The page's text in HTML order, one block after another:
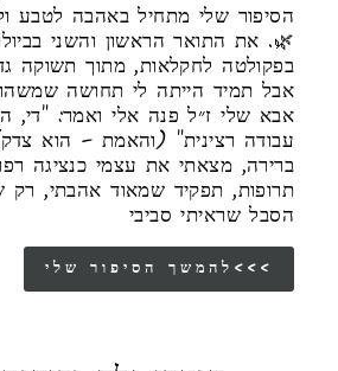
🌿. את התואר הראשון והשני
בפקולטה לחקלאות, מתוך תשוקה
אבל תמיד הייתה לי תחושה
אבא שלי ז״ל פנה אלי ואמר: "די,
עבודה רצינית" (והאמת – הוא
ברירה, מצאתי את עצמי כנציגה
תרופות, תפקיד שמאוד אהבתי,
הסבל שראיתי סביבי
להמשך הסיפור שלי<<<